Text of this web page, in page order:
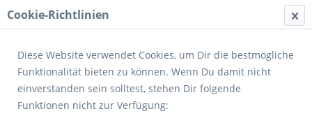
Menü
Übersicht Trainingshandbälle
Cookie-Richtlinien
Diese Website verwendet Cookies, um Dir die bestmögliche
Funktionalität bieten zu können. Wenn Du damit nicht
einverstanden sein solltest, stehen Dir folgende
Funktionen nicht zur Verfügung: